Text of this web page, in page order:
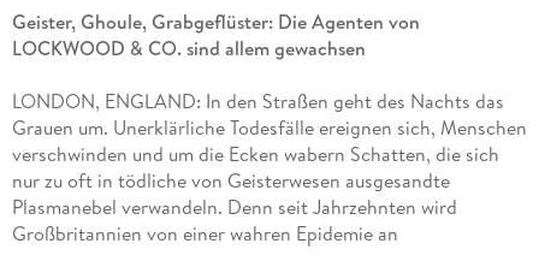
Geister, Ghoule, Grabgeflüster: Die Agenten von
LOCKWOOD & CO. sind allem gewachsen
LONDON, ENGLAND: In den Straßen geht des Nachts das
Grauen um. Unerklärliche Todesfälle ereignen sich, Menschen
verschwinden und um die Ecken wabern Schatten, die sich
nur zu oft in tödliche von Geisterwesen ausgesandte
Plasmanebel verwandeln. Denn seit Jahrzehnten wird
Großbritannien von einer wahren Epidemie an